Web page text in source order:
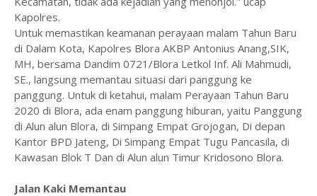
Kapolres.
Untuk memastikan keamanan perayaan malam Tahun Baru
di Dalam Kota, Kapolres Blora AKBP Antonius Anang,SIK,
MH, bersama Dandim 0721/Blora Letkol Inf. Ali Mahmudi,
SE., langsung memantau situasi dari panggung ke
panggung. Untuk di ketahui, malam Perayaan Tahun Baru
2020 di Blora, ada enam panggung hiburan, yaitu Panggung
di Alun alun Blora, di Simpang Empat Grojogan, Di depan
Kantor BPD Jateng, Di Simpang Empat Tugu Pancasila, di
Kawasan Blok T Dan di Alun alun Timur Kridosono Blora.
Jalan Kaki Memantau